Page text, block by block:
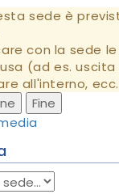
sede è
con la sede
(ad es. uscita
all'interno,
Fine